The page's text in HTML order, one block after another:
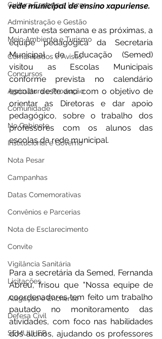
Cultura Esporte e Lazer
Administração e Gestão
Meio Ambiente e Turismo
Comunicados e Avisos
Concursos
Agricultura e Produção
Comunidade
No Gabinete
Institucional e Governo
Nota Pesar
Campanhas
Datas Comemorativas
Convênios e Parcerias
Nota de Esclarecimento
Convite
Vigilância Sanitária
Licitações
Alagação e Enchente
Defesa Civil
SEMULHER
rede municipal de ensino xapuriense.
Durante esta semana e as próximas, a
equipe pedagógica da Secretaria
Municipal de Educação (Semed)
visitou as Escolas Municipais
conforme prevista no calendário
escolar deste ano com o objetivo de
orientar as Diretoras e dar apoio
pedagógico, sobre o trabalho dos
professores com os alunos das
escolas da rede municipal.
Para a secretária da Semed, Fernanda
Abreu, frisou que "Nossa equipe de
coordenadores tem feito um trabalho
pautado no monitoramento das
atividades, com foco nas habilidades
dos alunos, ajudando os professores